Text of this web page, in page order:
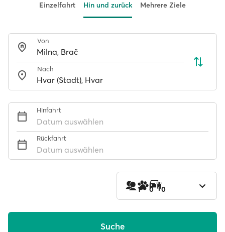
Einzelfahrt Hin und zurück Mehrere Ziele
Von
Nach
Hinfahrt
Datum auswählen
Rückfahrt
Datum auswählen
1 0 0
Suche